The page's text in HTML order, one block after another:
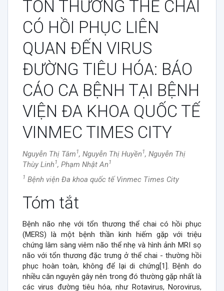
TỔN THƯƠNG THỂ CHAI
CÓ HỒI PHỤC LIÊN
QUAN ĐẾN VIRUS
ĐƯỜNG TIÊU HÓA: BÁO
CÁO CA BỆNH TẠI BỆNH
VIỆN ĐA KHOA QUỐC TẾ
VINMEC TIMES CITY
Nguyễn Thị Tâm1, Nguyễn Thị Huyền1, Nguyễn Thị
Thùy Linh1, Phạm Nhật An1
1 Bệnh viện Đa khoa quốc tế Vinmec Times City
Tóm tắt
Bệnh não nhẹ với tổn thương thể chai có hồi phục
(MERS) là một bệnh thần kinh hiếm gặp với triệu
chứng lâm sàng viêm não thể nhẹ và hình ảnh MRI sọ
não với tổn thương đặc trưng ở thể chai - thường hồi
phục hoàn toàn, không để lại di chứng[1]. Bệnh do
nhiều căn nguyên gây nên trong đó thường gặp nhất là
các virus đường tiêu hóa, như Rotavirus, Norovirus,